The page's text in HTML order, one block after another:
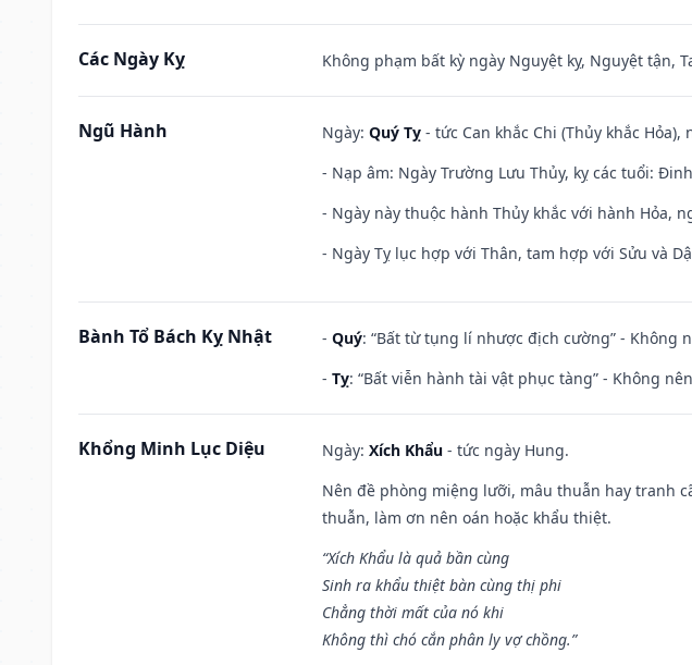
Các Ngày Kỵ Không phạm bất kỳ ngày Nguyệt kỵ, Nguyệt tận,
Ngũ Hành Ngày: Quý Tỵ - tức Can khắc Chi (Thủy khắc
- Nạp âm: Ngày Trường Lưu Thủy, kỵ các tuổi:
- Ngày này thuộc hành Thủy khắc với hành Hỏa,
- Ngày Tỵ lục hợp với Thân, tam hợp với Sửu và
Bành Tổ Bách Kỵ Nhật - Quý: “Bất từ tụng lí nhược địch cường” - Không
- Tỵ: “Bất viễn hành tài vật phục tàng” - Không
Khổng Minh Lục Diệu Ngày: Xích Khẩu - tức ngày Hung.
Nên đề phòng miệng lưỡi, mâu thuẫn hay tranh
thuẫn, làm ơn nên oán hoặc khẩu thiệt.
“Xích Khẩu là quả bần cùng
Sinh ra khẩu thiệt bàn cùng thị phi
Chẳng thời mất của nó khi
Không thì chó cắn phân ly vợ chồng.”